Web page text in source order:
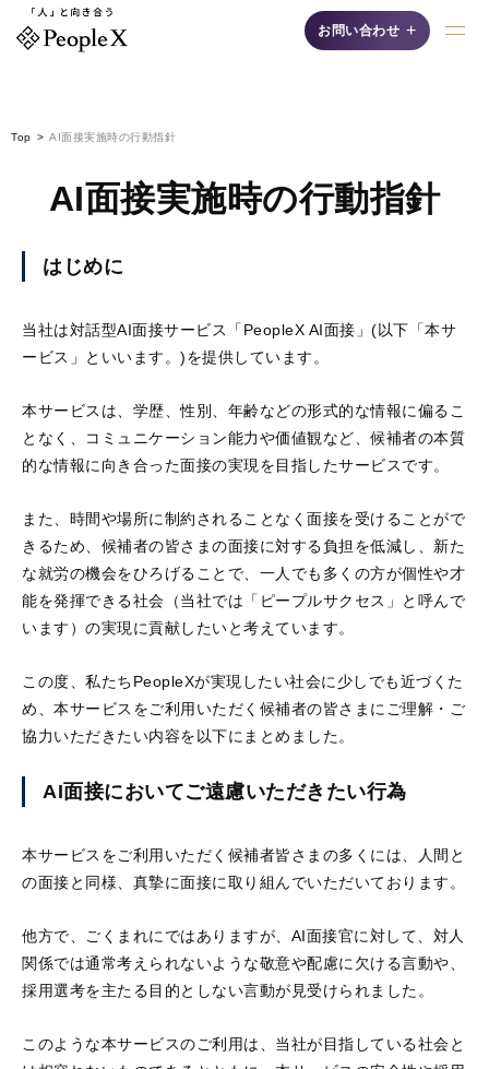
採用支援AIシリーズ
魅力を最大限に引き出
話型AI面接サービス」
です。
活躍支援AIシリーズ
AIロープレ
営業・接客など様々な
ロープレに対応し、即
できる「対話型AIロー
AI面談
"従業員の本音"をAIとの
面談で引き出し、組織
化する「対話型AI面
評価支援AIシリーズ
お問い合わせ +
Top AI面接実施時の行動指針
AI面接実施時の行動指針
はじめに
当社は対話型AI面接サービス「PeopleX AI面接」(以下「本サ
ービス」といいます。)を提供しています。
本サービスは、学歴、性別、年齢などの形式的な情報に偏るこ
となく、コミュニケーション能力や価値観など、候補者の本質
的な情報に向き合った面接の実現を目指したサービスです。
また、時間や場所に制約されることなく面接を受けることがで
きるため、候補者の皆さまの面接に対する負担を低減し、新た
な就労の機会をひろげることで、一人でも多くの方が個性や才
能を発揮できる社会（当社では「ピープルサクセス」と呼んで
います）の実現に貢献したいと考えています。
この度、私たちPeopleXが実現したい社会に少しでも近づくた
め、本サービスをご利用いただく候補者の皆さまにご理解・ご
協力いただきたい内容を以下にまとめました。
AI面接においてご遠慮いただきたい行為
本サービスをご利用いただく候補者皆さまの多くには、人間と
の面接と同様、真摯に面接に取り組んでいただいております。
他方で、ごくまれにではありますが、AI面接官に対して、対人
関係では通常考えられないような敬意や配慮に欠ける言動や、
採用選考を主たる目的としない言動が見受けられました。
このような本サービスのご利用は、当社が目指している社会と